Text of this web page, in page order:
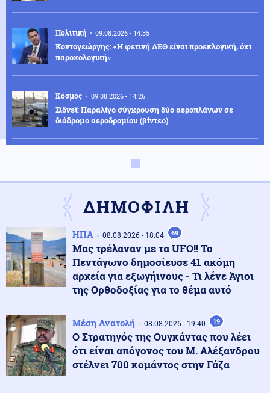
Πολιτική 09.08.2026 - 14:35
Κοντογεώργης: «Η φετινή ΔΕΘ είναι προεκλογική, όχι
παροχολογική»
Κόσμος 09.08.2026 - 14:26
Σίδνεϊ: Παραλίγο σύγκρουση δύο αεροπλάνων σε
διάδρομο αεροδρομίου (βίντεο)
09.08.2026 - 14:18
κατέληξε στο... OnlyFans (εικόνες)
Καιρός
Σε πορτοκαλί συναγερμό για φωτιές η χώρα και τη
Δευτέρα
09.08.2026 - 14:00
«ΩΣ ΕΔΩ» είπε ο Πούτιν για την επέκταση της
τουρκικής επιρροής στην «αυλή» της Ρωσίας
Κοινωνία 09.08.2026 - 13:47
Δύο συλλήψεις για παράνομη μεταφορά μεταναστών
σε Έβρο και Ροδόπη
ΔΗΜΟΦΙΛΗ
ΗΠΑ 08.08.2026 - 18:04 69
Μας τρέλαναν με τα UFO!! Το
Πεντάγωνο δημοσίευσε 41 ακόμη
αρχεία για εξωγήινους - Τι λένε Άγιοι
της Ορθοδοξίας για το θέμα αυτό
Μέση Ανατολή 08.08.2026 - 19:40 19
Ο Στρατηγός της Ουγκάντας που λέει
ότι είναι απόγονος του Μ. Αλέξανδρου
στέλνει 700 κομάντος στην Γάζα